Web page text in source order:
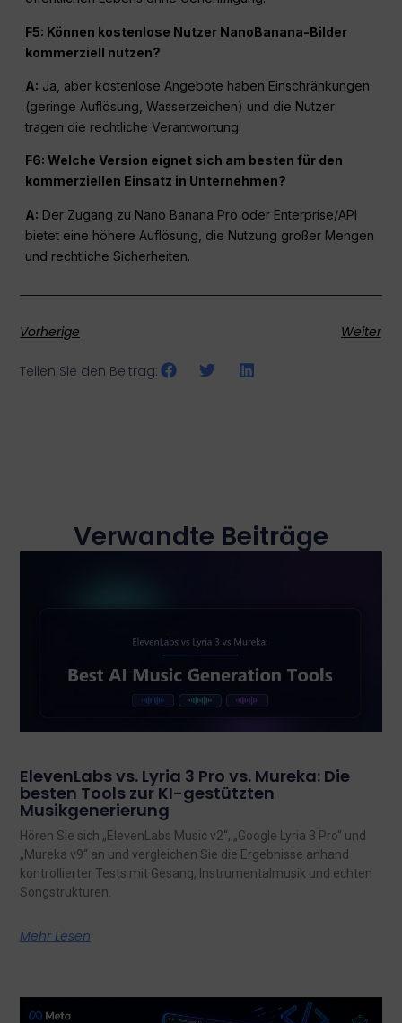
F5: Können kostenlose Nutzer NanoBanana-Bilder
kommerziell nutzen?
A: Ja, aber kostenlose Angebote haben Einschränkungen
(geringe Auflösung, Wasserzeichen) und die Nutzer
tragen die rechtliche Verantwortung.
F6: Welche Version eignet sich am besten für den
kommerziellen Einsatz in Unternehmen?
A: Der Zugang zu Nano Banana Pro oder Enterprise/API
bietet eine höhere Auflösung, die Nutzung großer Mengen
und rechtliche Sicherheiten.
Vorherige Weiter
Teilen Sie den Beitrag:
Verwandte Beiträge
ElevenLabs vs. Lyria 3 Pro vs. Mureka: Die
besten Tools zur KI-gestützten
Musikgenerierung
Hören Sie sich „ElevenLabs Music v2“, „Google Lyria 3 Pro“ und
„Mureka v9“ an und vergleichen Sie die Ergebnisse anhand
kontrollierter Tests mit Gesang, Instrumentalmusik und echten
Songstrukturen.
Mehr Lesen